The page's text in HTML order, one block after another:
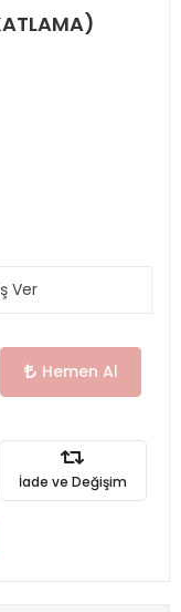
Ver
Hemen Al
İade ve Değişim